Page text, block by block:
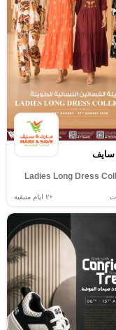
سايف
Ladies Long Dress
+٢ ايام متبقية